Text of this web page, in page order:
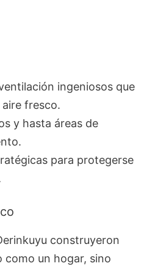
ingeniosos que
fresco.
y hasta áreas de
para protegerse
construyeron
como un hogar, sino